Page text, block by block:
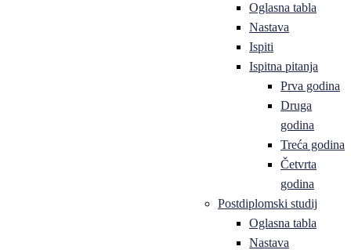
Oglasna tabla
Nastava
Ispiti
Ispitna pitanja
Prva godina
Druga
godina
Treća godina
Četvrta
godina
Postdiplomski studij
Oglasna tabla
Nastava